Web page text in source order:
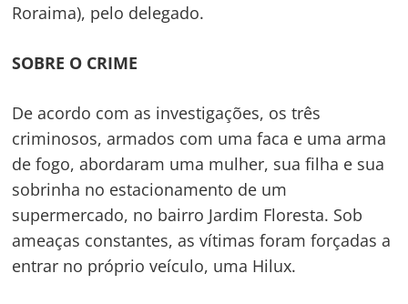
Roraima), pelo delegado.
SOBRE O CRIME
De acordo com as investigações, os três
criminosos, armados com uma faca e uma arma
de fogo, abordaram uma mulher, sua filha e sua
sobrinha no estacionamento de um
supermercado, no bairro Jardim Floresta. Sob
ameaças constantes, as vítimas foram forçadas a
entrar no próprio veículo, uma Hilux.
Navegação
de
Post